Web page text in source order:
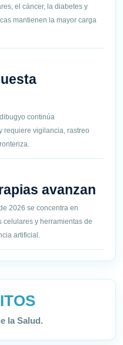
el cáncer, la diabetes y
mantienen la mayor carga
continúa
requiere vigilancia, rastreo
avanzan
2026 se concentra en
celulares y herramientas de
artificial.
la Salud.